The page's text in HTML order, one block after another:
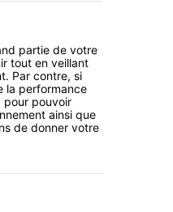
partie de votre
tout en veillant
Par contre, si
la performance
pour pouvoir
ainsi que
de donner votre